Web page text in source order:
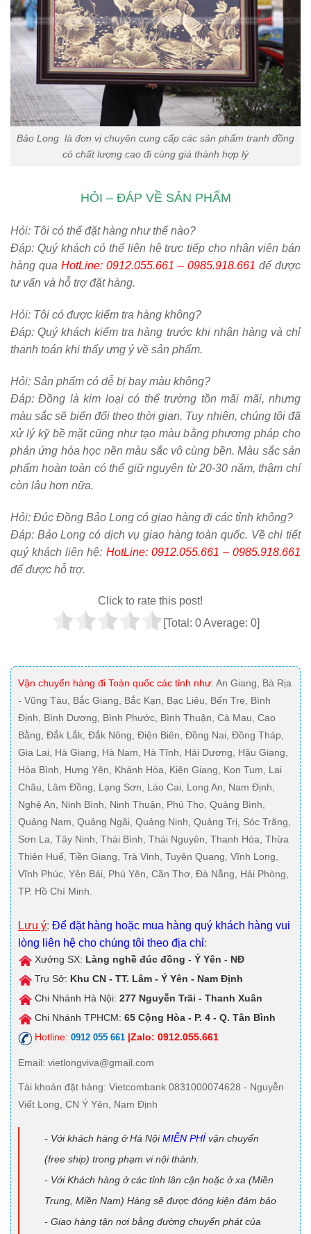
Bảo Long là đơn vị chuyên cung cấp các sản phẩm tranh đồng
có chất lượng cao đi cùng giá thành hợp lý
HỎI – ĐÁP VỀ SẢN PHẨM
Hỏi: Tôi có thể đặt hàng như thế nào?
Đáp: Quý khách có thể liên hệ trực tiếp cho nhân viên bán
hàng qua HotLine: 0912.055.661 – 0985.918.661 để được
tư vấn và hỗ trợ đặt hàng.
Hỏi: Tôi có được kiểm tra hàng không?
Đáp: Quý khách kiểm tra hàng trước khi nhận hàng và chỉ
thanh toán khi thấy ưng ý về sản phẩm.
Hỏi: Sản phẩm có dễ bị bay màu không?
Đáp: Đồng là kim loại có thể trường tồn mãi mãi, nhưng
màu sắc sẽ biến đổi theo thời gian. Tuy nhiên, chúng tôi đã
xử lý kỹ bề mặt cũng như tạo màu bằng phương pháp cho
phản ứng hóa học nền màu sắc vô cùng bền. Màu sắc sản
phẩm hoàn toàn có thể giữ nguyên từ 20-30 năm, thậm chí
còn lâu hơn nữa.
Hỏi: Đúc Đồng Bảo Long có giao hàng đi các tỉnh không?
Đáp: Bảo Long có dịch vụ giao hàng toàn quốc. Về chi tiết
quý khách liên hệ: HotLine: 0912.055.661 – 0985.918.661
để được hỗ trợ.
Click to rate this post!
[Total: 0Average: 0]
Vận chuyển hàng đi Toàn quốc các tỉnh như: An Giang, Bà Rịa
- Vũng Tàu, Bắc Giang, Bắc Kạn, Bạc Liêu, Bến Tre, Bình
Định, Bình Dương, Bình Phước, Bình Thuận, Cà Mau, Cao
Bằng, Đắk Lắk, Đắk Nông, Điện Biên, Đồng Nai, Đồng Tháp,
Gia Lai, Hà Giang, Hà Nam, Hà Tĩnh, Hải Dương, Hậu Giang,
Hòa Bình, Hưng Yên, Khánh Hòa, Kiên Giang, Kon Tum, Lai
Châu, Lâm Đồng, Lạng Sơn, Lào Cai, Long An, Nam Định,
Nghệ An, Ninh Bình, Ninh Thuận, Phú Thọ, Quảng Bình,
Quảng Nam, Quảng Ngãi, Quảng Ninh, Quảng Trị, Sóc Trăng,
Sơn La, Tây Ninh, Thái Bình, Thái Nguyên, Thanh Hóa, Thừa
Thiên Huế, Tiền Giang, Trà Vinh, Tuyên Quang, Vĩnh Long,
Vĩnh Phúc, Yên Bái, Phú Yên, Cần Thơ, Đà Nẵng, Hải Phòng,
TP. Hồ Chí Minh.
Lưu ý: Để đặt hàng hoặc mua hàng quý khách hàng vui
lòng liên hệ cho chúng tôi theo địa chỉ:
Xưởng SX: Làng nghề đúc đồng - Ý Yên - NĐ
Trụ Sở: Khu CN - TT. Lâm - Ý Yên - Nam Định
Chi Nhánh Hà Nội: 277 Nguyễn Trãi - Thanh Xuân
Chi Nhánh TPHCM: 65 Cộng Hòa - P. 4 - Q. Tân Bình
Hotline: 0912 055 661 |Zalo: 0912.055.661
Email: vietlongviva@gmail.com
Tài khoản đặt hàng: Vietcombank 0831000074628 - Nguyễn
Viết Long, CN Ý Yên, Nam Định
- Với khách hàng ở Hà NộiMIỄN PHÍ vận chuyển
(free ship) trong phạm vi nội thành.
- Với Khách hàng ở các tỉnh lân cận hoặc ở xa (Miền
Trung, Miền Nam) Hàng sẽ được đóng kiện đảm bảo
- Giao hàng tận nơi bằng đường chuyển phát của